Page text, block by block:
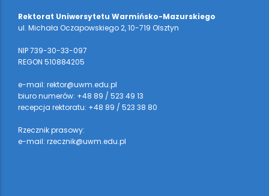
Rektorat Uniwersytetu Warmińsko-Mazurskiego
ul. Michała Oczapowskiego 2, 10-719 Olsztyn
NIP 739-30-33-097
REGON 510884205
e-mail: rektor@uwm.edu.pl
biuro numerów: +48 89 / 523 49 13
recepcja rektoratu: +48 89 / 523 38 80
Rzecznik prasowy:
e-mail: rzecznik@uwm.edu.pl